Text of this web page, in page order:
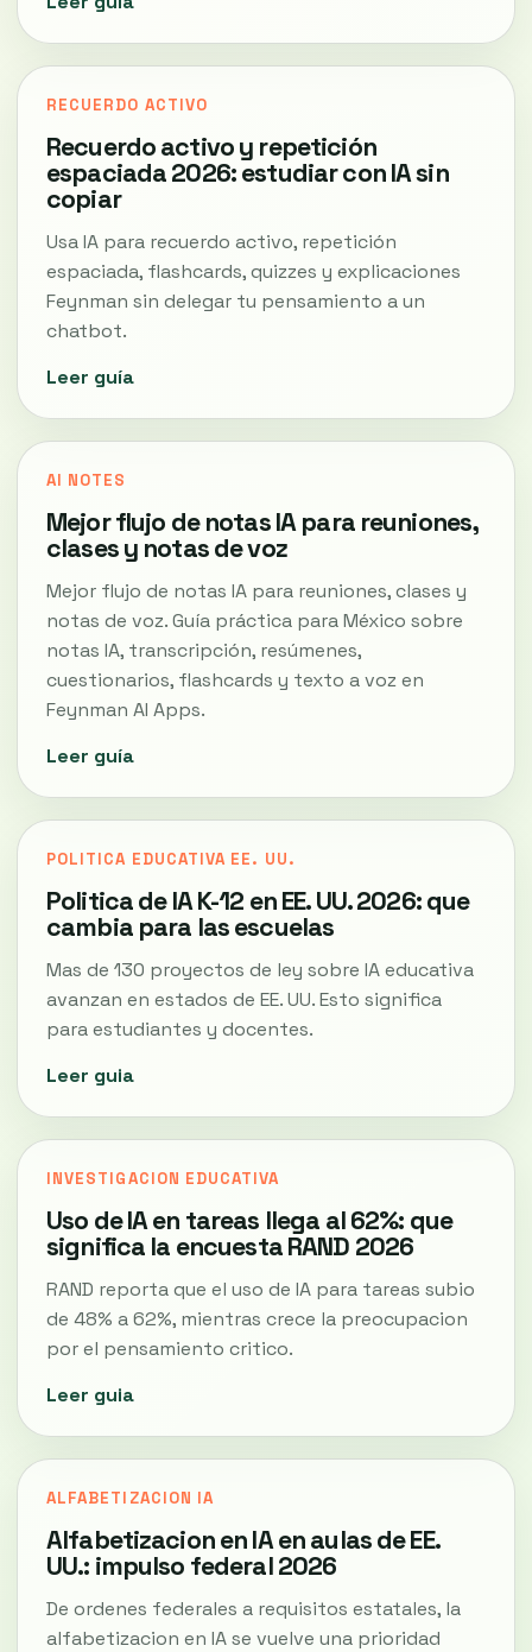
RECUERDO ACTIVO
Recuerdo activo y repetición
espaciada 2026: estudiar con IA sin
copiar
Usa IA para recuerdo activo, repetición
espaciada, flashcards, quizzes y explicaciones
Feynman sin delegar tu pensamiento a un
chatbot.
Leer guía
AI NOTES
Mejor flujo de notas IA para reuniones,
clases y notas de voz
Mejor flujo de notas IA para reuniones, clases y
notas de voz. Guía práctica para México sobre
notas IA, transcripción, resúmenes,
cuestionarios, flashcards y texto a voz en
Feynman AI Apps.
Leer guía
POLITICA EDUCATIVA EE. UU.
Politica de IA K-12 en EE. UU. 2026: que
cambia para las escuelas
Mas de 130 proyectos de ley sobre IA educativa
avanzan en estados de EE. UU. Esto significa
para estudiantes y docentes.
Leer guia
INVESTIGACION EDUCATIVA
Uso de IA en tareas llega al 62%: que
significa la encuesta RAND 2026
RAND reporta que el uso de IA para tareas subio
de 48% a 62%, mientras crece la preocupacion
por el pensamiento critico.
Leer guia
ALFABETIZACION IA
Alfabetizacion en IA en aulas de EE.
UU.: impulso federal 2026
De ordenes federales a requisitos estatales, la
alfabetizacion en IA se vuelve una prioridad